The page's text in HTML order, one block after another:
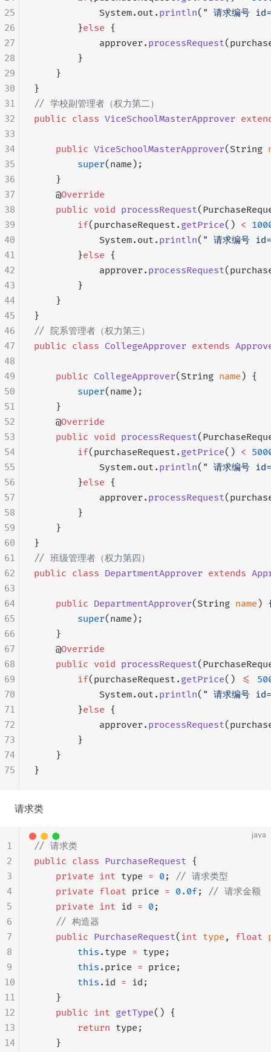
            System.out.
println( " 请求编号
        }
else {
            approver.
processRequest
        }
    }
}
// 学校副管理者（权力第二）
public class ViceSchoolMasterApprover
    public
ViceSchoolMasterApprover(String
        super
(name);
    }
    @
Override
    public
void processRequest
        if
(purchaseRequest. getPrice() <
            System.out.
println( " 请求编号
        }
else {
            approver.
processRequest
        }
    }
}
// 院系管理者（权力第三）
public class CollegeApprover extends
    public
CollegeApprover(String name) {
        super
(name);
    }
    @
Override
    public
void processRequest
        if
(purchaseRequest. getPrice() <
            System.out.
println( " 请求编号
        }
else {
            approver.
processRequest
        }
    }
}
// 班级管理者（权力第四）
public class DepartmentApprover extends
    public
DepartmentApprover(String name)
        super
(name);
    }
    @
Override
    public
void processRequest
        if
(purchaseRequest. getPrice() <=
            System.out.
println( " 请求编号
        }
else {
            approver.
processRequest
        }
    }
}
25
26
27
28
29
30
31
32
33
34
35
36
37
38
39
40
41
42
43
44
45
46
47
48
49
50
51
52
53
54
55
56
57
58
59
60
61
62
63
64
65
66
67
68
69
70
71
72
73
74
75
请求类
java
// 请求类
public class PurchaseRequest {
    private
int type = 0; // 请求类型
    private
float price = 0.0f; // 请求金额
    private
int id = 0;
    // 构造器
    public
PurchaseRequest( int type, float
        this
.type = type;
        this
.price = price;
        this
.id = id;
    }
    public
int getType() {
        return
type;
    }
1
2
3
4
5
6
7
8
9
10
11
12
13
14